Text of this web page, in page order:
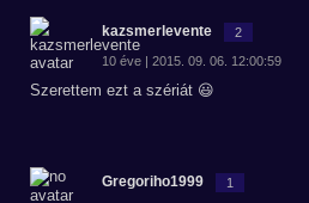
kazsmerlevente 2
10 éve | 2015. 09. 06. 12:00:59
Szerettem ezt a szériát 😃
Gregoriho1999 1